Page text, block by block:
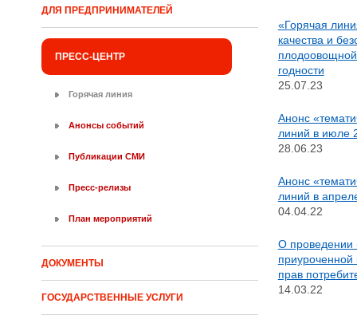
ДЛЯ ПРЕДПРИНИМАТЕЛЕЙ
ПРЕСС-ЦЕНТР
Горячая линия
Анонсы событий
Публикации СМИ
Пресс-релизы
План мероприятий
ДОКУМЕНТЫ
ГОСУДАРСТВЕННЫЕ УСЛУГИ
«Горячая
качества и
годности
25.07.23
Анонс
линий в июле
28.06.23
Анонс
линий в
04.04.22
О проведении
прав
14.03.22